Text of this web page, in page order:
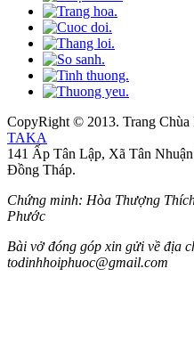
CopyRight © 2013. Trang Chùa
TAKA
141 Ấp Tân Lập, Xã Tân
Đồng Tháp.
Chứng minh: Hòa Thượng
Phước
Bài vở đóng góp xin gửi về địa
todinhhoiphuoc@gmail.com